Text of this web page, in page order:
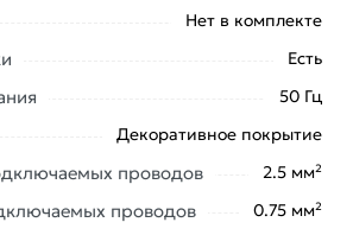
менеджеры обработают
Вами для согласования условий
Перед оформлением
ознакомиться с
и отзывами.
сертифицирован,
Нет в комплекте
Есть
50 Гц
Декоративное покрытие
проводов 2.5 мм²
проводов 0.75 мм²